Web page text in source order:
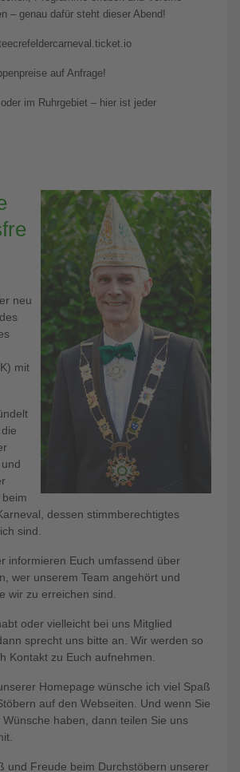
– genau dafür steht dieser Abend!
auf Anfrage!
im Ruhrgebiet – hier ist jeder
neu
mit
dessen stimmberechtigtes
sind.
informieren Euch umfassend über
wer unserem Team angehört und
wir zu erreichen sind.
oder vielleicht bei uns Mitglied
sprecht uns bitte an. Wir werden so
Kontakt zu Euch aufnehmen.
Homepage wünsche ich viel Spaß
auf den Webseiten. Und wenn Sie
haben, dann teilen Sie uns
und Freude beim Durchstöbern unserer